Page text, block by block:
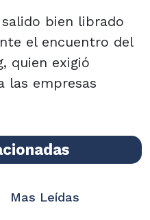
bien librado
el encuentro del
quien exigió
las empresas
Mas Leídas